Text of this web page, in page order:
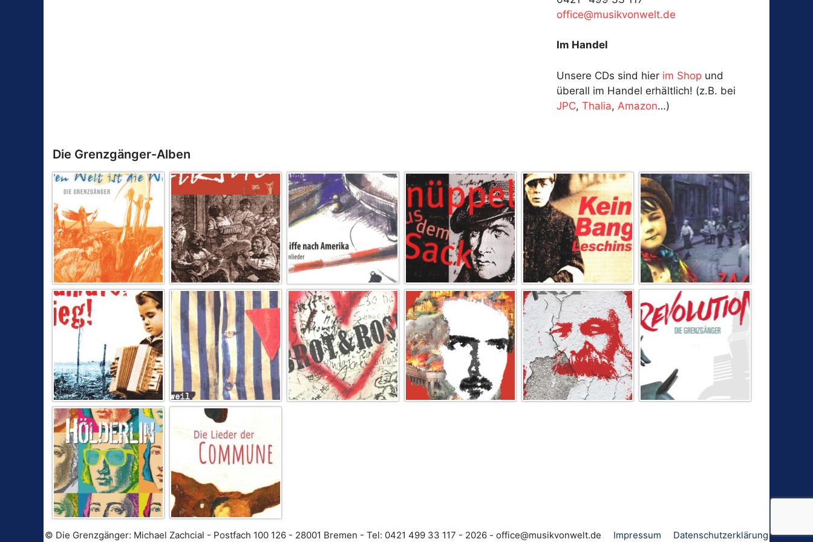
ed.tl
ewnov
kisum
@ecif
fo
Im Handel
Unsere CDs sind hier im Shop und
überall im Handel erhältlich! (z.B. bei
JPC,Thalia, Amazon…)
Die Grenzgänger-Alben
Impressum Datenschutz­erklärung
© Die Grenzgänger: Michael Zachcial - Postfach 100 126 - 28001 Bremen - Tel: 0421 499 33 117 - ed.tl
ewnov
kisum
@ecif
fo
- 2026